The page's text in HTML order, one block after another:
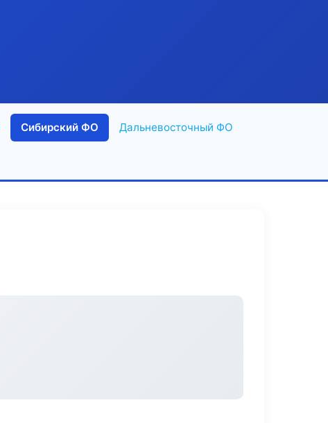
Сибирский ФО Дальневосточный ФО